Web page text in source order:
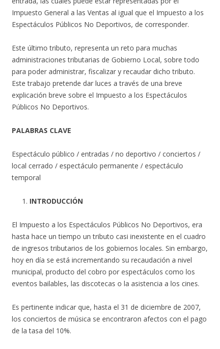
Impuesto General a las Ventas al igual que el Impuesto a los
Espectáculos Públicos No Deportivos, de corresponder.
Este último tributo, representa un reto para muchas
administraciones tributarias de Gobierno Local, sobre todo
para poder administrar, fiscalizar y recaudar dicho tributo.
Este trabajo pretende dar luces a través de una breve
explicación breve sobre el Impuesto a los Espectáculos
Públicos No Deportivos.
PALABRAS CLAVE
Espectáculo público / entradas / no deportivo / conciertos /
local cerrado / espectáculo permanente / espectáculo
temporal
INTRODUCCIÓN
El Impuesto a los Espectáculos Públicos No Deportivos, era
hasta hace un tiempo un tributo casi inexistente en el cuadro
de ingresos tributarios de los gobiernos locales. Sin embargo,
hoy en día se está incrementando su recaudación a nivel
municipal, producto del cobro por espectáculos como los
eventos bailables, las discotecas o la asistencia a los cines.
Es pertinente indicar que, hasta el 31 de diciembre de 2007,
los conciertos de música se encontraron afectos con el pago
de la tasa del 10%.